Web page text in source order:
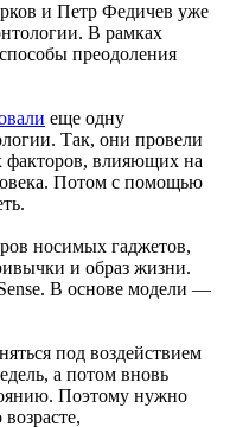
и Петр Федичев уже
В рамках
преодоления
еще одну
Так, они провели
факторов, влияющих на
Потом с помощью
носимых гаджетов,
и образ жизни.
В основе модели —
под воздействием
а потом вновь
Поэтому нужно